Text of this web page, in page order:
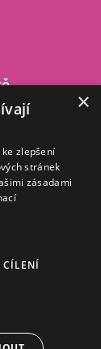
vyhrazena.
údajů
×
zlepšení
stránek
zásadami
CÍLENÍ